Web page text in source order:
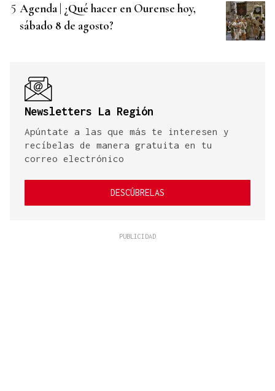
Agenda | ¿Qué hacer en Ourense hoy,
sábado 8 de agosto?
Newsletters La Región
Apúntate a las que más te interesen y
recíbelas de manera gratuita en tu
correo electrónico
DESCÚBRELAS